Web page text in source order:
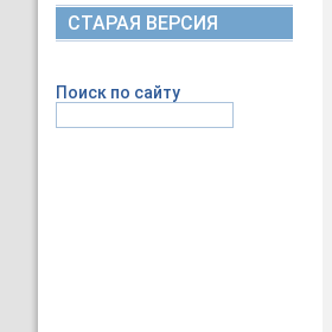
СТАРАЯ ВЕРСИЯ
Поиск по сайту